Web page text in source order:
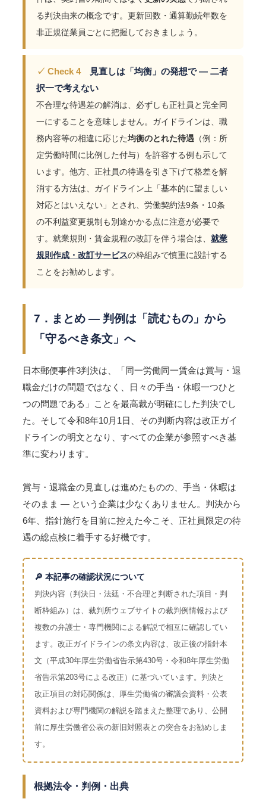
る判決由来の概念です。更新回数・通算勤続年数を
非正規従業員ごとに把握しておきましょう。
✓ Check 4見直しは「均衡」の発想で ― 二者
択一で考えない
不合理な待遇差の解消は、必ずしも正社員と完全同
一にすることを意味しません。ガイドラインは、職
務内容等の相違に応じた均衡のとれた待遇 （例：所
定労働時間に比例した付与）を許容する例も示して
います。他方、正社員の待遇を引き下げて格差を解
消する方法は、ガイドライン上「基本的に望ましい
対応とはいえない」とされ、労働契約法9条・10条
の不利益変更規制も別途かかる点に注意が必要で
す。就業規則・賃金規程の改訂を伴う場合は、 就業
規則作成・改訂サービスの枠組みで慎重に設計する
ことをお勧めします。
7．まとめ ― 判例は「読むもの」から
「守るべき条文」へ
日本郵便事件3判決は、「同一労働同一賃金は賞与・退
職金だけの問題ではなく、日々の手当・休暇一つひと
つの問題である」ことを最高裁が明確にした判決でし
た。そして令和8年10月1日、その判断内容は改正ガイ
ドラインの明文となり、すべての企業が参照すべき基
準に変わります。
賞与・退職金の見直しは進めたものの、手当・休暇は
そのまま ― という企業は少なくありません。判決から
6年、指針施行を目前に控えた今こそ、正社員限定の待
遇の総点検に着手する好機です。
🔎 本記事の確認状況について
判決内容（判決日・法廷・不合理と判断された項目・判
断枠組み）は、裁判所ウェブサイトの裁判例情報および
複数の弁護士・専門機関による解説で相互に確認してい
ます。改正ガイドラインの条文内容は、改正後の指針本
文（平成30年厚生労働省告示第430号・令和8年厚生労働
省告示第203号による改正）に基づいています。判決と
改正項目の対応関係は、厚生労働省の審議会資料・公表
資料および専門機関の解説を踏まえた整理であり、公開
前に厚生労働省公表の新旧対照表との突合をお勧めしま
す。
根拠法令・判例・出典